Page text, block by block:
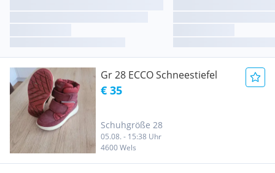
Gr 28 ECCO Schneestiefel
€ 35
Schuhgröße 28
05.08. - 15:38 Uhr
4600 Wels